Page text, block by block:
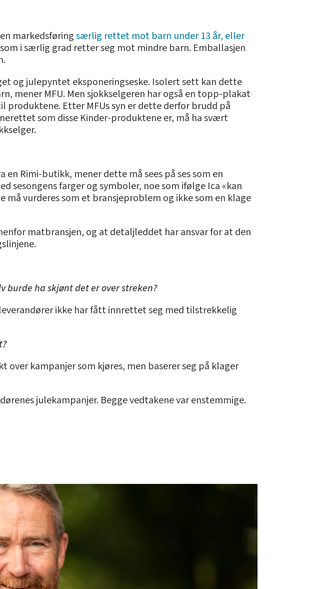
markedsføringsærlig rettet mot barn under 13 år, eller
i særlig grad retter seg mot mindre barn. Emballasjen
og julepyntet eksponeringseske. Isolert sett kan dette
mener MFU. Men sjokkselgeren har også en topp-plakat
Etter MFUs syn er dette derfor brudd på
som disse Kinder-produktene er, må ha svært
Rimi-butikk, mener dette må sees på ses som en
farger og symboler, noe som ifølge Ica «kan
vurderes som et bransjeproblem og ikke som en klage
matbransjen, og at detaljleddet har ansvar for at den
burde ha skjønt det er over streken?
ikke har fått innrettet seg med tilstrekkelig
over kampanjer som kjøres, men baserer seg på klager
julekampanjer. Begge vedtakene var enstemmige.